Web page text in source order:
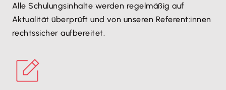
Alle Schulungsinhalte werden regelmäßig auf
Aktualität überprüft und von unseren Referent:innen
rechtssicher aufbereitet.